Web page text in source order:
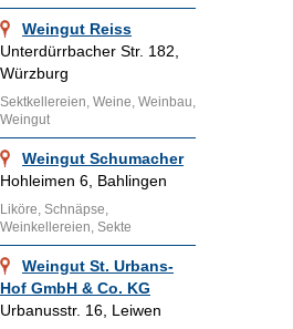
Weingut Reiss
Unterdürrbacher Str. 182,
Würzburg
Sektkellereien, Weine, Weinbau,
Weingut
Weingut Schumacher
Hohleimen 6, Bahlingen
Liköre, Schnäpse,
Weinkellereien, Sekte
Weingut St. Urbans-
Hof GmbH & Co. KG
Urbanusstr. 16, Leiwen